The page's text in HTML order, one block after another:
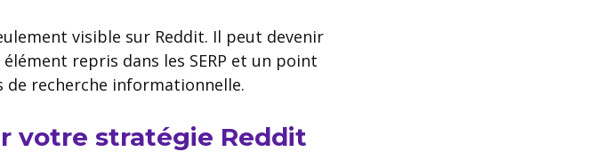
visible sur Reddit. Il peut devenir
repris dans les SERP et un point
de recherche informationnelle.
votre stratégie Reddit